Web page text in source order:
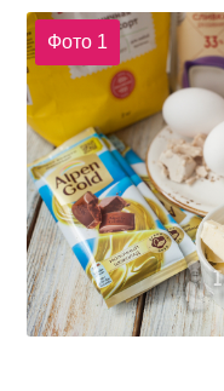
Фото 1